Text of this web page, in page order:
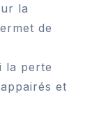
la
de
la perte
et